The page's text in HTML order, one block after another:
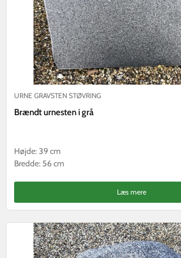
URNE GRAVSTEN STØVRING
Brændt urnesten i grå
Højde: 39 cm
Bredde: 56 cm
Læs mere